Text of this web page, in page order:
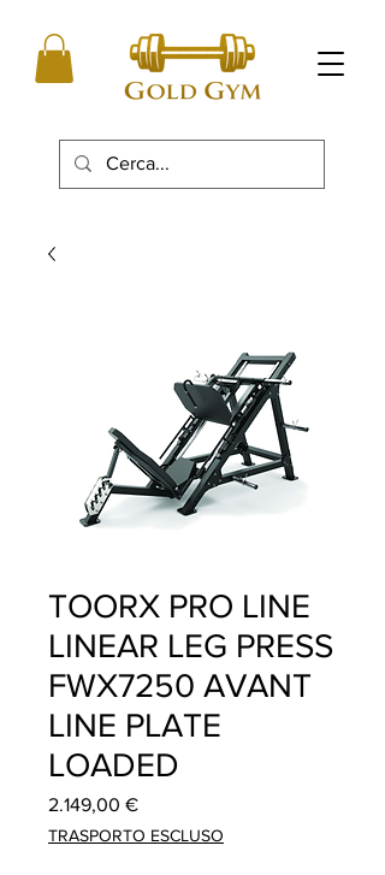
TOORX PRO LINE
LINEAR LEG PRESS
FWX7250 AVANT
LINE PLATE
LOADED
2.149,00 €Preis
TRASPORTO ESCLUSO